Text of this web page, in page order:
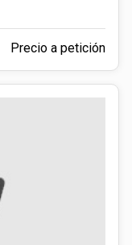
Precio a petición